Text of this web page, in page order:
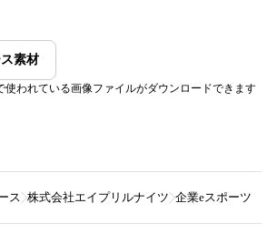
素材
使われている画像ファイルがダウンロードできます
ス 株式会社エイプリルナイツ 企業eスポーツ交